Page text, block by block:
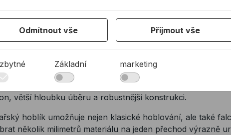
větších ploch. Nejčastěji se setkáváme se záběrem
pro většinu truhlářských a tesařských prací.
hoblík pro náročné použití
intenzivní stavební a tesařské práce je určen tesařský
větší hloubku úběru a robustnější konstrukci.
hoblík umožňuje nejen klasické hoblování, ale také
několik milimetrů materiálu na jeden přechod výrazně
Odmítnout vše Přijmout vše
Základní marketing